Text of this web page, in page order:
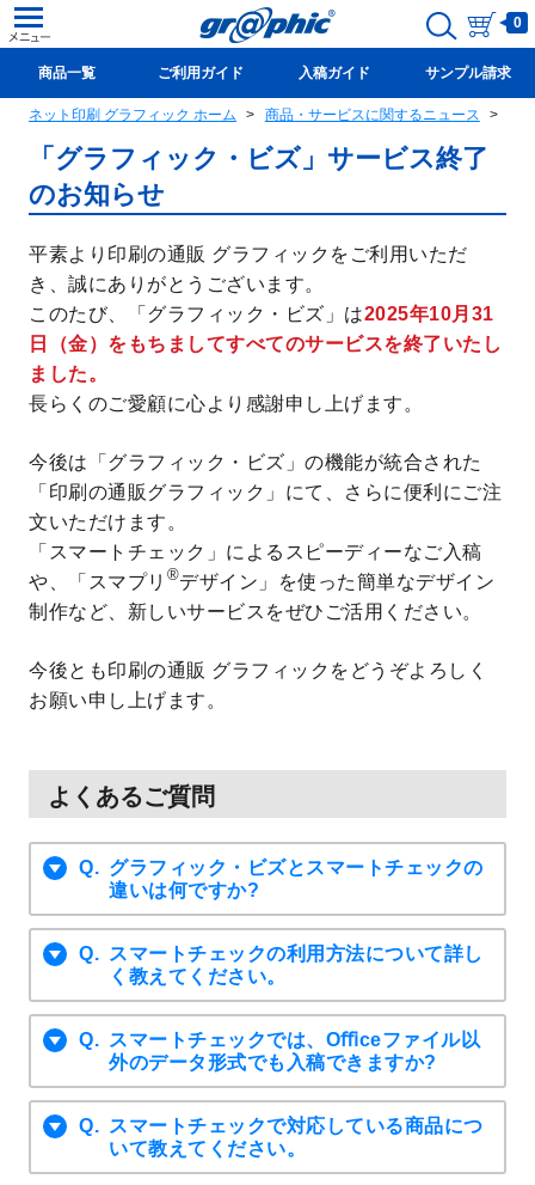
0
商品一覧 ご利用ガイド 入稿ガイド サンプル請求
新規会員登録(無料)
ネット印刷 グラフィック ホーム 商品・サービスに関するニュース
「グラフィック・ビズ」サービス終了
のお知らせ
平素より印刷の通販 グラフィックをご利用いただ
き、誠にありがとうございます。
このたび、「グラフィック・ビズ」は2025年10月31
日（金）をもちましてすべてのサービスを終了いたし
ました。
長らくのご愛顧に心より感謝申し上げます。
今後は「グラフィック・ビズ」の機能が統合された
「印刷の通販グラフィック」にて、さらに便利にご注
文いただけます。
「スマートチェック」によるスピーディーなご入稿
や、「スマプリ ®デザイン」を使った簡単なデザイン
制作など、新しいサービスをぜひご活用ください。
今後とも印刷の通販 グラフィックをどうぞよろしく
お願い申し上げます。
よくあるご質問
グラフィック・ビズとスマートチェックの
違いは何ですか?
スマートチェックの利用方法について詳し
く教えてください。
スマートチェックでは、Oﬃceファイル以
外のデータ形式でも入稿できますか?
スマートチェックで対応している商品につ
いて教えてください。